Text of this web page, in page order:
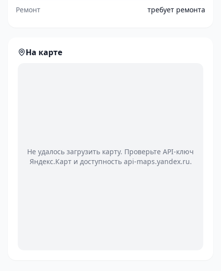
Ремонт требует ремонта
На карте
Не удалось загрузить карту. Проверьте API-ключ
Яндекс.Карт и доступность api-maps.yandex.ru.